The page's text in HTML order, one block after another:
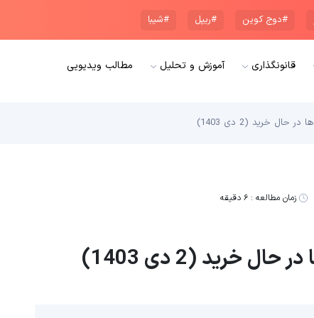
#دوج کوین #ریپل #شیبا
قانونگذاری آموزش و تحلیل
مطالب ویدیویی
زمان مطالعه :۶ دقیقه